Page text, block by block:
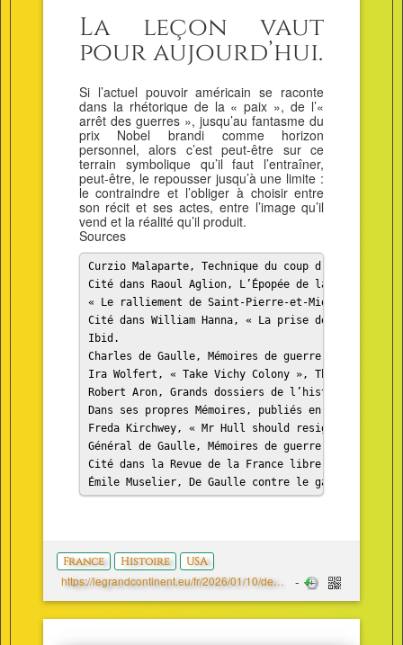
La leçon vaut
pour aujourd’hui.
Si l’actuel pouvoir américain se raconte
dans la rhétorique de la « paix », de l’«
arrêt des guerres », jusqu’au fantasme du
prix Nobel brandi comme horizon
personnel, alors c’est peut-être sur ce
terrain symbolique qu’il faut l’entraîner,
peut-être, le repousser jusqu’à une limite :
le contraindre et l’obliger à choisir entre
son récit et ses actes, entre l’image qu’il
vend et la réalité qu’il produit.
Sources
Curzio Malaparte, Technique du coup d’État,
Cité dans Raoul Aglion, L’Épopée de la France
« Le ralliement de Saint-Pierre-et-Miquelon à la
Cité dans William Hanna, « La prise de Saint-
Ibid.
Charles de Gaulle, Mémoires de guerre – Tome 1,
Ira Wolfert, « Take Vichy Colony », The New York
Robert Aron, Grands dossiers de l’histoire
Dans ses propres Mémoires, publiés en 1948,
Freda Kirchwey, « Mr Hull should resign », The
Général de Gaulle, Mémoires de guerre – Tome 1,
Cité dans la Revue de la France libre, n°276, 4e
Émile Muselier, De Gaulle contre le gaullisme,
France Histoire USA
https://legrandcontinent.eu/fr/2026/01/10/de-gaulle-muselier-resister-a-trump-au-groenland/